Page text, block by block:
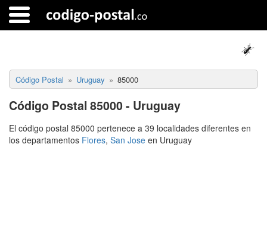
Código Postal Uruguay 85000
Código Postal 85000 - Uruguay
El código postal 85000 pertenece a 39 localidades diferentes en
los departamentos Flores, San Jose en Uruguay